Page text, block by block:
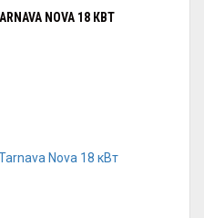
NOVA 18 КВТ